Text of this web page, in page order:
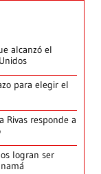
alcanzó el
para elegir el
Rivas responde a
logran ser